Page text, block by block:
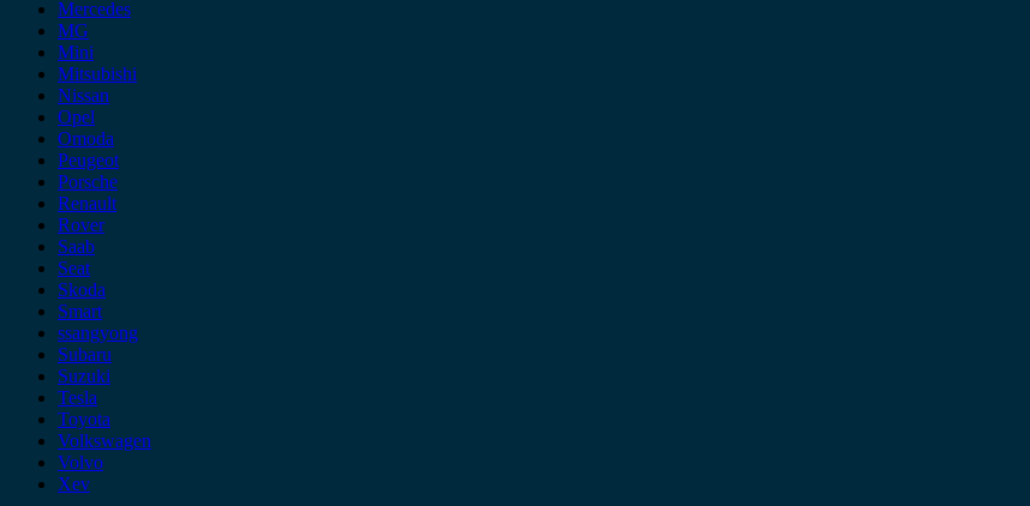
Mercedes
MG
Mini
Mitsubishi
Nissan
Opel
Omoda
Peugeot
Porsche
Renault
Rover
Saab
Seat
Skoda
Smart
ssangyong
Subaru
Suzuki
Tesla
Toyota
Volkswagen
Volvo
Xev